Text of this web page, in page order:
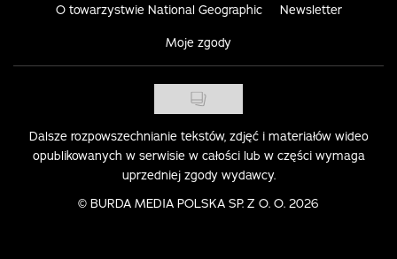
O towarzystwie National Geographic Newsletter
Moje zgody
Dalsze rozpowszechnianie tekstów, zdjęć i materiałów wideo
opublikowanych w serwisie w całości lub w części wymaga
uprzedniej zgody wydawcy.
© BURDA MEDIA POLSKA SP. Z O. O. 2026